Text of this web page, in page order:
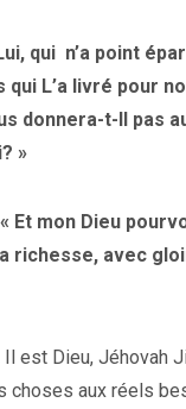
qui n’a point
qui L’a livré pour
donnera-t-Il pas
»
Et mon Dieu
richesse, avec
est Dieu, Jéhovah
choses aux réels